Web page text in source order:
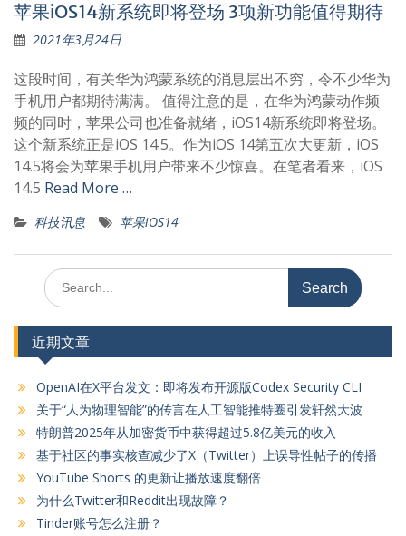
苹果iOS14新系统即将登场 3项新功能值得期待
2021年3月24日
这段时间，有关华为鸿蒙系统的消息层出不穷，令不少华为
手机用户都期待满满。 值得注意的是，在华为鸿蒙动作频
频的同时，苹果公司也准备就绪，iOS14新系统即将登场。
这个新系统正是iOS 14.5。作为iOS 14第五次大更新，iOS
14.5将会为苹果手机用户带来不少惊喜。在笔者看来，iOS
14.5 Read More …
科技讯息 苹果iOS14
Search
for:
近期文章
OpenAI在X平台发文：即将发布开源版Codex Security CLI
关于“人为物理智能”的传言在人工智能推特圈引发轩然大波
特朗普2025年从加密货币中获得超过5.8亿美元的收入
基于社区的事实核查减少了X（Twitter）上误导性帖子的传播
YouTube Shorts 的更新让播放速度翻倍
为什么Twitter和Reddit出现故障？
Tinder账号怎么注册？